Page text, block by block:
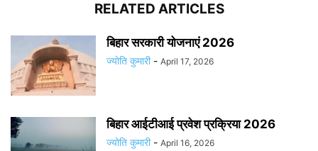
RELATED ARTICLES
बिहार सरकारी योजनाएं 2026
ज्योति कुमारी - April 17, 2026
बिहार आईटीआई प्रवेश प्रक्रिया 2026
ज्योति कुमारी - April 16, 2026